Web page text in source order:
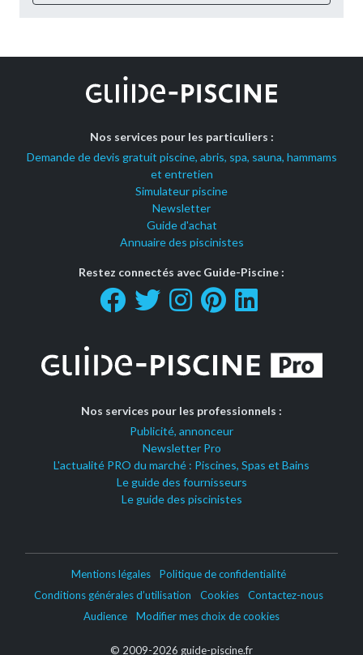
Nos services pour les particuliers :
Demande de devis gratuit piscine, abris, spa, sauna, hammams
et entretien
Simulateur piscine
Newsletter
Guide d'achat
Annuaire des piscinistes
Restez connectés avec Guide-Piscine :
Nos services pour les professionnels :
Publicité, annonceur
Newsletter Pro
L'actualité PRO du marché : Piscines, Spas et Bains
Le guide des fournisseurs
Le guide des piscinistes
Mentions légales
Politique de confidentialité
Conditions générales d’utilisation
Cookies
Contactez-nous
Audience
Modifier mes choix de cookies
© 2009-2026 guide-piscine.fr